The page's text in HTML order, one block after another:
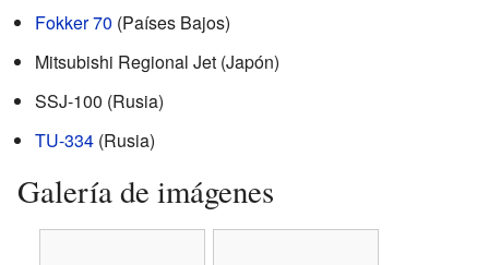
Fokker 70 (Países Bajos)
Mitsubishi Regional Jet (Japón)
SSJ-100 (Rusia)
TU-334 (Rusia)
Galería de imágenes